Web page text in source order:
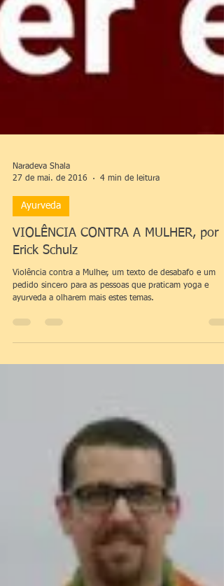
27 de mai. de 2016
4 min de leitura
Ayurveda
VIOLÊNCIA CONTRA A MULHER, por
Erick Schulz
Violência contra a Mulher, um texto de desabafo e um